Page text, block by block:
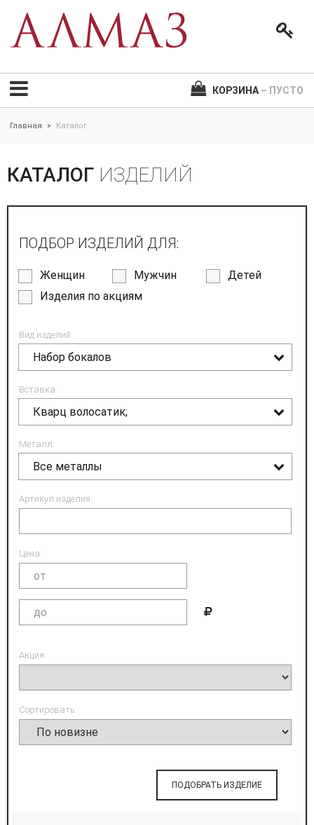
КОРЗИНА – ПУСТО
Главная > Каталог
КАТАЛОГ ИЗДЕЛИЙ
ПОДБОР ИЗДЕЛИЙ ДЛЯ:
Женщин Мужчин
Детей
Изделия по акциям
Вид изделий:
Набор бокалов
Вставка:
Кварц волосатик;
Металл:
Все металлы
Артикул изделия:
Цена:
Акция:
Сортировать:
ПОДОБРАТЬ ИЗДЕЛИЕ